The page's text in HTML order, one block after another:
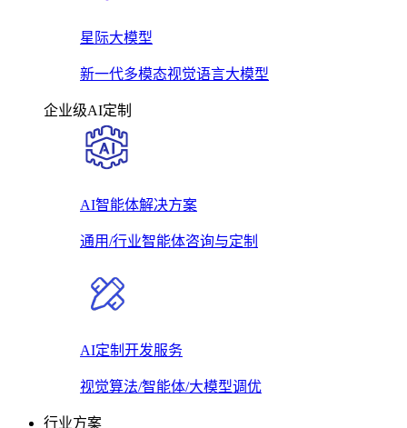
星际大模型
新一代多模态视觉语言大模型
企业级AI定制
AI智能体解决方案
通用/行业智能体咨询与定制
AI定制开发服务
视觉算法/智能体/大模型调优
行业方案